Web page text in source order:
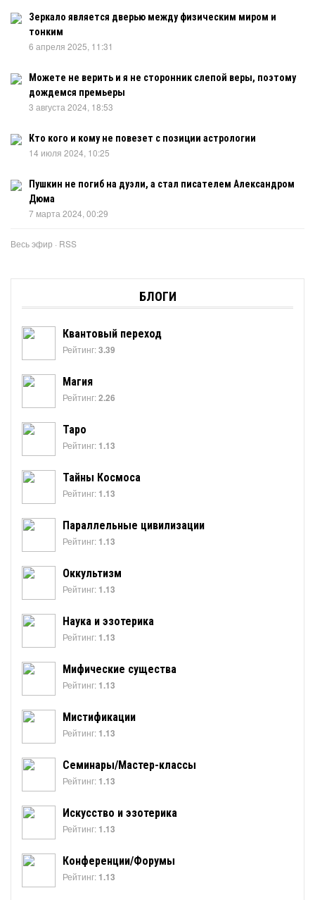
Зеркало является дверью между физическим миром и
тонким
6 апреля 2025, 11:31
Можете не верить и я не сторонник слепой веры, поэтому
дождемся премьеры
3 августа 2024, 18:53
Кто кого и кому не повезет с позиции астрологии
14 июля 2024, 10:25
Пушкин не погиб на дуэли, а стал писателем Александром
Дюма
7 марта 2024, 00:29
Весь эфир · RSS
БЛОГИ
Квантовый переход
Рейтинг:3.39
Магия
Рейтинг:2.26
Таро
Рейтинг: 1.13
Тайны Космоса
Рейтинг: 1.13
Параллельные цивилизации
Рейтинг: 1.13
Оккультизм
Рейтинг: 1.13
Наука и эзотерика
Рейтинг: 1.13
Мифические существа
Рейтинг: 1.13
Мистификации
Рейтинг: 1.13
Семинары/Мастер-классы
Рейтинг: 1.13
Искусство и эзотерика
Рейтинг: 1.13
Конференции/Форумы
Рейтинг: 1.13